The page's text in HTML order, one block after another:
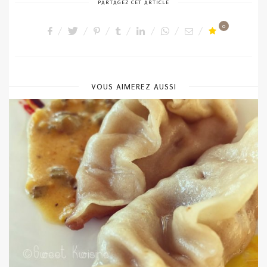
PARTAGEZ CET ARTICLE
0
VOUS AIMEREZ AUSSI